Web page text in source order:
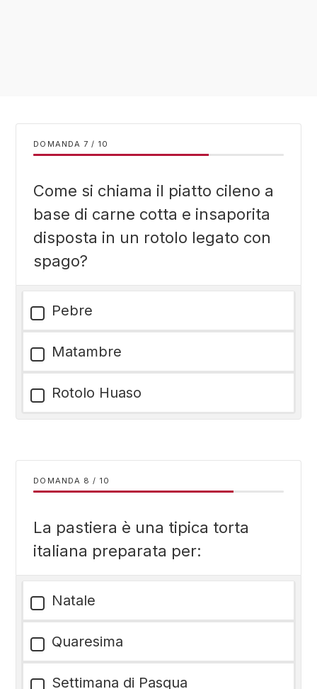
DOMANDA / 10
Come si chiama il piatto cileno a
base di carne cotta e insaporita
disposta in un rotolo legato con
spago?
Pebre
Matambre
Rotolo Huaso
DOMANDA / 10
La pastiera è una tipica torta
italiana preparata per:
Natale
Quaresima
Settimana di Pasqua